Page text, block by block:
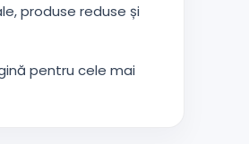
produse reduse și
pentru cele mai